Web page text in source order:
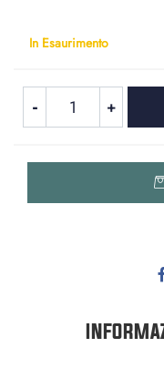
In Esaurimento